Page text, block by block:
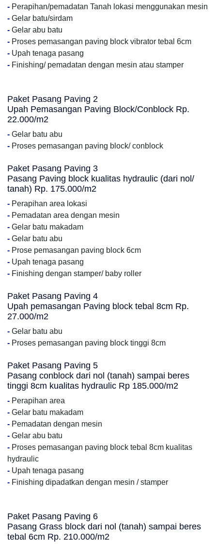
- Perapihan/pemadatan Tanah lokasi menggunakan mesin
- Gelar batu/sirdam
- Gelar abu batu
- Proses pemasangan paving block vibrator tebal 6cm
- Upah tenaga pasang
- Finishing/ pemadatan dengan mesin atau stamper
Paket Pasang Paving 2
Upah Pemasangan Paving Block/Conblock Rp.
22.000/m2
- Gelar batu abu
- Proses pemasangan paving block/ conblock
Paket Pasang Paving 3
Pasang Paving block kualitas hydraulic (dari nol/
tanah) Rp. 175.000/m2
- Perapihan area lokasi
- Pemadatan area dengan mesin
- Gelar batu makadam
- Gelar batu abu
- Prose pemasangan paving block 6cm
- Upah tenaga pasang
- Finishing dengan stamper/ baby roller
Paket Pasang Paving 4
Upah pemasangan Paving block tebal 8cm Rp.
27.000/m2
- Gelar batu abu
- Proses pemasangan paving block tinggi 8cm
Paket Pasang Paving 5
Pasang conblock dari nol (tanah) sampai beres
tinggi 8cm kualitas hydraulic Rp 185.000/m2
- Perapihan area
- Gelar batu makadam
- Pemadatan dengan mesin
- Gelar abu batu
- Proses pemasangan paving block tebal 8cm kualitas
hydraulic
- Upah tenaga pasang
- Finishing dipadatkan dengan mesin / stamper
Paket Pasang Paving 6
Pasang Grass block dari nol (tanah) sampai beres
tebal 6cm Rp. 210.000/m2